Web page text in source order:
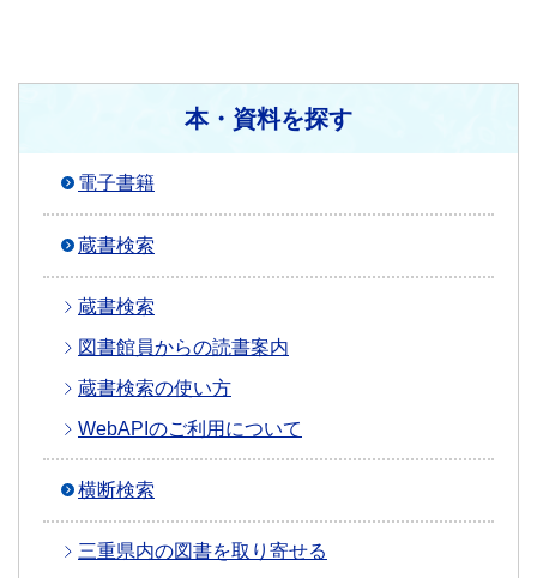
本・資料を探す
電子書籍
蔵書検索
蔵書検索
図書館員からの読書案内
蔵書検索の使い方
WebAPIのご利用について
横断検索
三重県内の図書を取り寄せる